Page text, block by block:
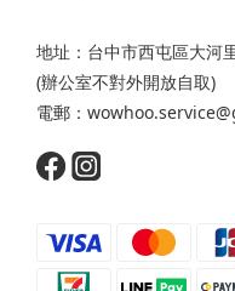
地址：台中市西屯區大河
(辦公室不對外開放自取)
電郵：